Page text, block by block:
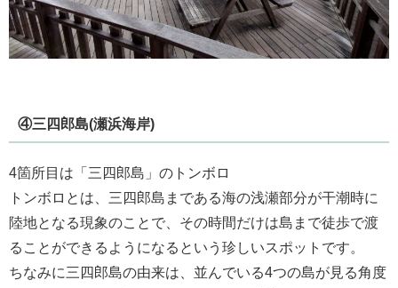
④三四郎島(瀬浜海岸)
4箇所目は「三四郎島」のトンボロ
トンボロとは、三四郎島まである海の浅瀬部分が干潮時に
陸地となる現象のことで、その時間だけは島まで徒歩で渡
ることができるようになるという珍しいスポットです。
ちなみに三四郎島の由来は、並んでいる4つの島が見る角度